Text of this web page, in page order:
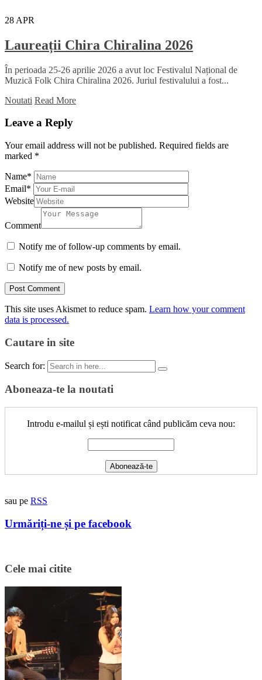
28 APR
Laureații Chira Chiralina 2026
În perioada 25-26 aprilie 2026 a avut loc Festivalul Național de
Muzică Folk Chira Chiralina 2026. Juriul festivalului a fost...
Noutati Read More
Leave a Reply
Your email address will not be published. Required fields are
marked *
Name*
Email*
Website
Comment
Notify me of follow-up comments by email.
Notify me of new posts by email.
This site uses Akismet to reduce spam. Learn how your comment
data is processed.
Cautare in site
Search for:
Aboneaza-te la noutati
Introdu e-mailul și ești notificat când publicăm ceva nou:
sau pe RSS
Urmăriți-ne și pe facebook
Cele mai citite